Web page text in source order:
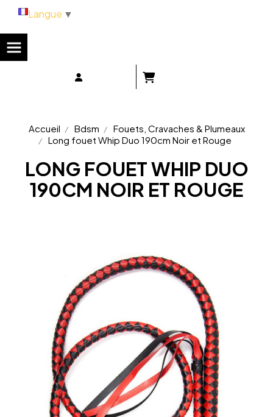
Accueil Bdsm
Fouets, Cravaches & Plumeaux
Long fouet Whip Duo 190cm Noir et Rouge
LONG FOUET WHIP DUO
190CM NOIR ET ROUGE
Langue ▼